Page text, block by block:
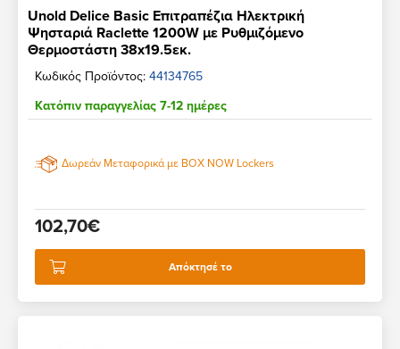
Unold Delice Basic Επιτραπέζια Ηλεκτρική
Ψησταριά Raclette 1200W με Ρυθμιζόμενο
Θερμοστάστη 38x19.5εκ.
Κωδικός Προϊόντος: 44134765
Κατόπιν παραγγελίας 7-12 ημέρες
Δωρεάν Μεταφορικά με BOX NOW Lockers
102,70€
Απόκτησέ το